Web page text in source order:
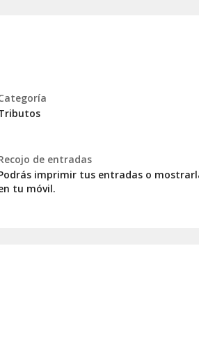
de entradas
imprimir tus entradas o
tu móvil.